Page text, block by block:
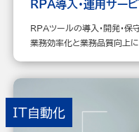
RPA導入・運用サー
RPAツールの導入・開発・保
業務効率化と業務品質向上
IT自動化